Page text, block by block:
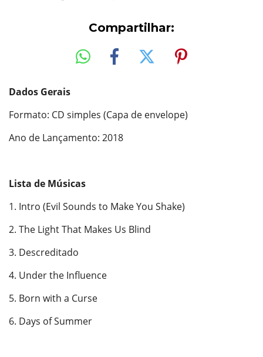
Compartilhar:
Dados Gerais
Formato: CD simples (Capa de envelope)
Ano de Lançamento: 2018
Lista de Músicas
1. Intro (Evil Sounds to Make You Shake)
2. The Light That Makes Us Blind
3. Descreditado
4. Under the Influence
5. Born with a Curse
6. Days of Summer